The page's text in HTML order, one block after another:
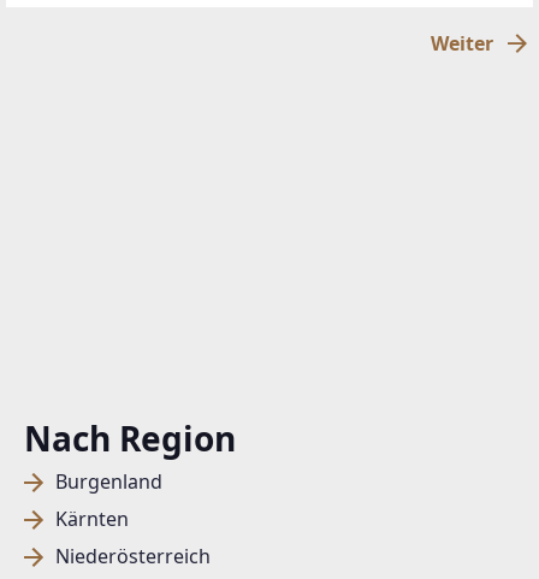
Nach Region
Burgenland
Kärnten
Niederösterreich
Weiter